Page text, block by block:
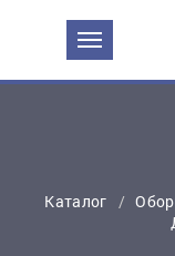
Каталог
Перейти